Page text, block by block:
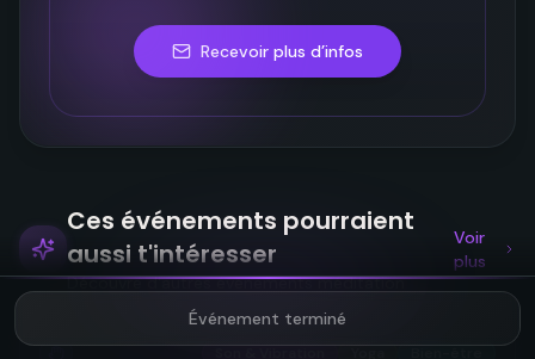
Recevoir plus d’infos
Ces événements pourraient
aussi t'intéresser
Découvre d'autres événements méditation
Voir
plus
Événement terminé